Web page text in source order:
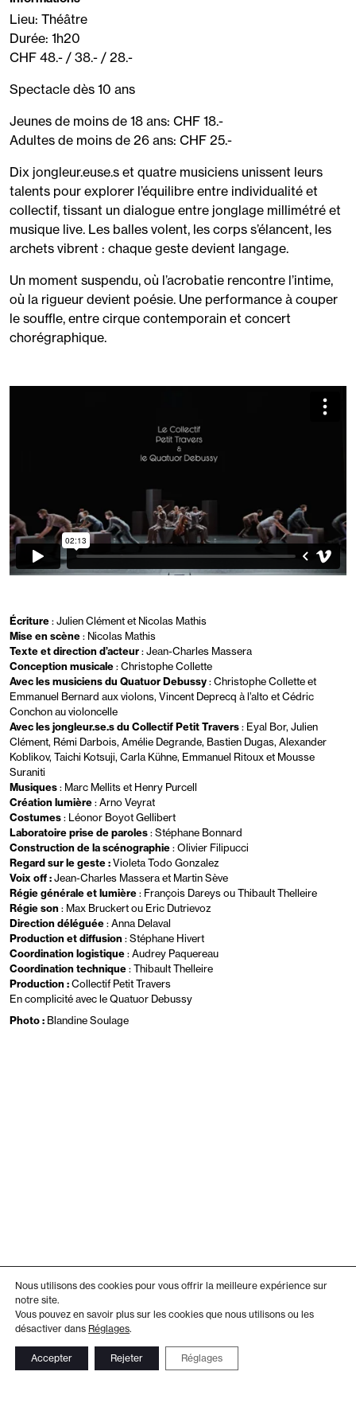
Lieu: Théâtre
Durée: 1h20
CHF 48.- / 38.- / 28.-
Spectacle dès 10 ans
Jeunes de moins de 18 ans: CHF 18.-
Adultes de moins de 26 ans: CHF 25.-
Dix jongleur.euse.s et quatre musiciens unissent leurs
talents pour explorer l’équilibre entre individualité et
collectif, tissant un dialogue entre jonglage millimétré et
musique live. Les balles volent, les corps s’élancent, les
archets vibrent : chaque geste devient langage.
Un moment suspendu, où l’acrobatie rencontre l’intime,
où la rigueur devient poésie. Une performance à couper
le souffle, entre cirque contemporain et concert
chorégraphique.
Écriture: Julien Clément et Nicolas Mathis
Mise en scène: Nicolas Mathis
Texte et direction d’acteur: Jean-Charles Massera
Conception musicale: Christophe Collette
Avec les musiciens du Quatuor Debussy: Christophe Collette et
Emmanuel Bernard aux violons, Vincent Deprecq à l’alto et Cédric
Conchon au violoncelle
Avec les jongleur.se.s du Collectif Petit Travers: Eyal Bor, Julien
Clément, Rémi Darbois, Amélie Degrande, Bastien Dugas, Alexander
Koblikov, Taichi Kotsuji, Carla Kühne, Emmanuel Ritoux et Mousse
Suraniti
Musiques: Marc Mellits et Henry Purcell
Création lumière: Arno Veyrat
Costumes: Léonor Boyot Gellibert
Laboratoire prise de paroles: Stéphane Bonnard
Construction de la scénographie: Olivier Filipucci
Regard sur le geste :Violeta Todo Gonzalez
Voix off :Jean-Charles Massera et Martin Sève
Régie générale et lumière: François Dareys ou Thibault Thelleire
Régie son: Max Bruckert ou Eric Dutrievoz
Direction déléguée: Anna Delaval
Production et diffusion: Stéphane Hivert
Coordination logistique: Audrey Paquereau
Coordination technique: Thibault Thelleire
Production :Collectif Petit Travers
En complicité avec le Quatuor Debussy
Photo : Blandine Soulage
Nous utilisons des cookies pour vous offrir la meilleure expérience sur
notre site.
Vous pouvez en savoir plus sur les cookies que nous utilisons ou les
désactiver dans Réglages.
Accepter Rejeter Réglages